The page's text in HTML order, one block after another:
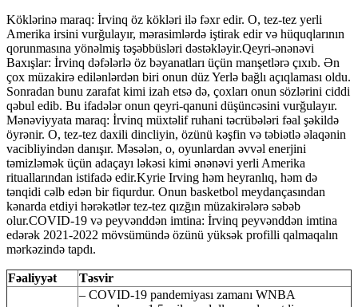
Köklərinə maraq: İrvinq öz kökləri ilə fəxr edir. O, tez-tez yerli
Amerika irsini vurğulayır, mərasimlərdə iştirak edir və hüquqlarının
qorunmasına yönəlmiş təşəbbüsləri dəstəkləyir.Qeyri-ənənəvi
Baxışlar: İrvinq dəfələrlə öz bəyanatları üçün manşetlərə çıxıb. Ən
çox müzakirə edilənlərdən biri onun düz Yerlə bağlı açıqlaması oldu.
Sonradan bunu zarafat kimi izah etsə də, çoxları onun sözlərini ciddi
qəbul edib. Bu ifadələr onun qeyri-qanuni düşüncəsini vurğulayır.
Mənəviyyata maraq: İrvinq müxtəlif ruhani təcrübələri fəal şəkildə
öyrənir. O, tez-tez daxili dincliyin, özünü kəşfin və təbiətlə əlaqənin
vacibliyindən danışır. Məsələn, o, oyunlardan əvvəl enerjini
təmizləmək üçün adaçayı ləkəsi kimi ənənəvi yerli Amerika
rituallarından istifadə edir.Kyrie Irving həm heyranlıq, həm də
tənqidi cəlb edən bir fiqurdur. Onun basketbol meydançasından
kənarda etdiyi hərəkətlər tez-tez qızğın müzakirələrə səbəb
olur.COVID-19 və peyvənddən imtina: İrvinq peyvənddən imtina
edərək 2021-2022 mövsümündə özünü yüksək profilli qalmaqalın
mərkəzində tapdı.
Fəaliyyət Təsvir
– COVID-19 pandemiyası zamanı WNBA